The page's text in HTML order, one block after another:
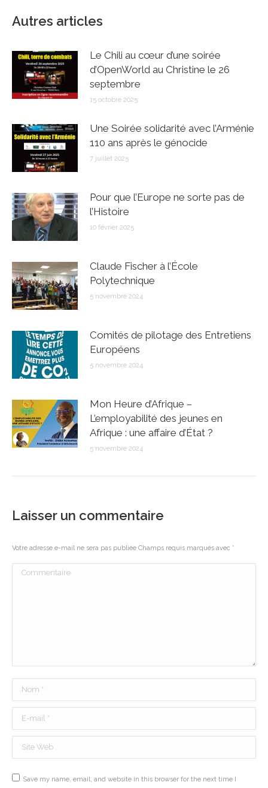
Autres articles
Le Chili au cœur d’une soirée
d’OpenWorld au Christine le 26
septembre
15 octobre 2025
Une Soirée solidarité avec l’Arménie
110 ans après le génocide
7 juillet 2025
Pour que l’Europe ne sorte pas de
l’Histoire
10 février 2025
Claude Fischer à l’École
Polytechnique
5 novembre 2024
Comités de pilotage des Entretiens
Européens
5 novembre 2024
Mon Heure d’Afrique –
L’employabilité des jeunes en
Afrique : une affaire d’État ?
5 novembre 2024
Laisser un commentaire
Votre adresse e-mail ne sera pas publiée Champs requis marqués avec *
Commentaire
Nom *
E-mail *
Site Web
Save my name, email, and website in this browser for the next time I